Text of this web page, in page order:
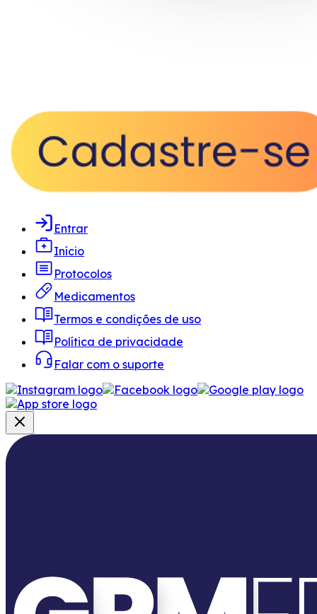
Entrar
Início
Protocolos
Medicamentos
Termos e condições de uso
Política de privacidade
Falar com o suporte